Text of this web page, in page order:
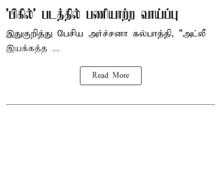
'பிகில்' படத்தில் பணியாற்ற வாய்ப்பு
இதுகுறித்து பேசிய அர்ச்சனா கல்பாத்தி, "அட்லீ
இயக்கத்த ...
Read More